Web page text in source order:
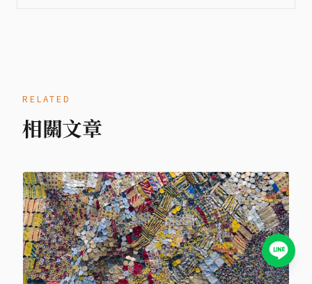
RELATED
相關文章